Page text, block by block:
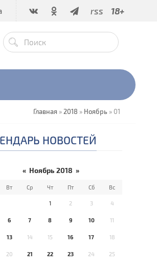
rss 18+
Главная » 2018 » Ноябрь » 01
НОВОСТЕЙ
« Ноябрь 2018 »
Вт Ср Чт Пт Сб Вс
1 2 3 4
6 7 8 9 10 11
13 14 15 16 17 18
20 21 22 23 24 25